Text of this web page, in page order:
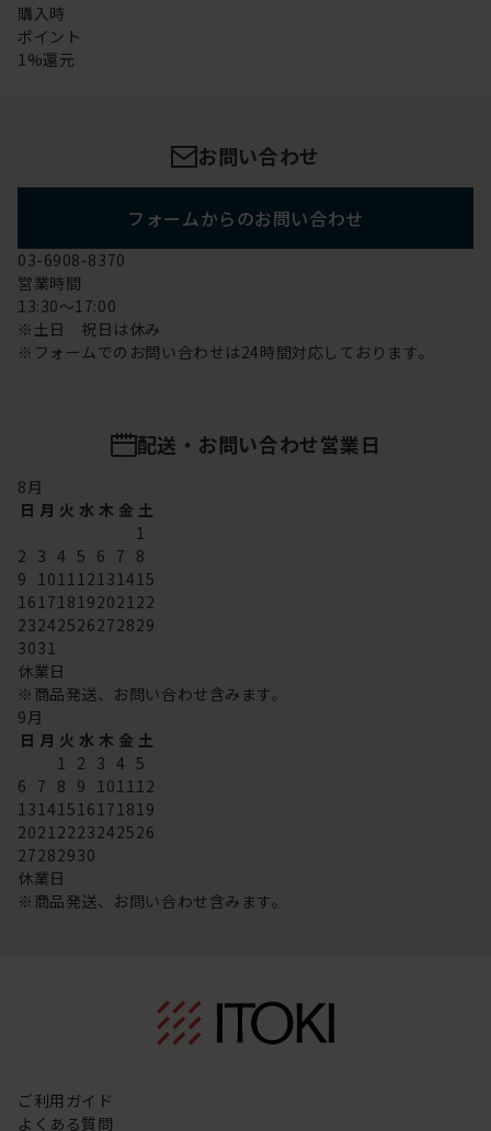
購入時
ポイント
1%還元
お問い合わせ
フォームからのお問い合わせ
03-6908-8370
営業時間
13:30～17:00
※土日 祝日は休み
※フォームでのお問い合わせは24時間対応しております。
配送・お問い合わせ営業日
8月
日 月 火 水 木 金 土
1
2 3 4 5 6 7 8
9 101112131415
16171819202122
23242526272829
3031
休業日
※商品発送、お問い合わせ含みます。
9月
日 月 火 水 木 金 土
1 2 3 4 5
6 7 8 9 101112
13141516171819
20212223242526
27282930
休業日
※商品発送、お問い合わせ含みます。
ご利用ガイド
よくある質問